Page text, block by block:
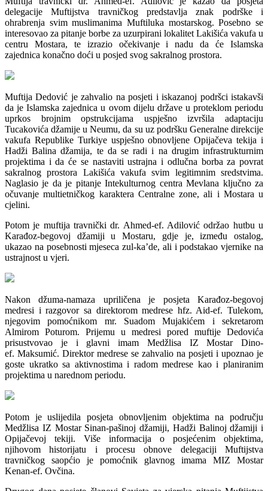
delegacije Muftijstva travničkog predstavlja znak podrške i
ohrabrenja svim muslimanima Muftiluka mostarskog. Posebno se
interesovao za pitanje borbe za uzurpirani lokalitet Lakišića vakufa u
centru Mostara, te izrazio očekivanje i nadu da će Islamska
zajednica konačno doći u posjed svog sakralnog prostora.
Muftija Dedović je zahvalio na posjeti i iskazanoj podršci istakavši
da je Islamska zajednica u ovom dijelu države u proteklom periodu
uprkos brojnim opstrukcijama uspješno izvršila adaptaciju
Tucakovića džamije u Neumu, da su uz podršku Generalne direkcije
vakufa Republike Turkiye uspješno obnovljene Opijačeva tekija i
Hadži Balina džamija, te da se radi i na drugim infrastrukturnim
projektima i da će se nastaviti ustrajna i odlučna borba za povrat
sakralnog prostora Lakišića vakufa svim legitimnim sredstvima.
Naglasio je da je pitanje Intekulturnog centra Mevlana ključno za
očuvanje multietničkog karaktera Centralne zone, ali i Mostara u
cjelini.
Potom je muftija travnički dr. Ahmed-ef. Adilović održao hutbu u
Karađoz-begovoj džamiji u Mostaru, gdje je, između ostalog,
ukazao na posebnosti mjeseca zul-ka’de, ali i podstakao vjernike na
ustrajnost u vjeri.
Nakon džuma-namaza upriličena je posjeta Karađoz-begovoj
medresi i razgovor sa direktorom medrese hfz. Aid-ef. Tulekom,
njegovim pomoćnikom mr. Suadom Mujakićem i sekretarom
Almirom Poturom. Prijemu u medresi pored muftije Dedovića
prisustvovao je i glavni imam Medžlisa IZ Mostar Dino-
ef. Maksumić. Direktor medrese se zahvalio na posjeti i upoznao je
goste ukratko sa aktivnostima i radom medrese kao i planiranim
projektima u narednom periodu.
Potom je uslijedila posjeta obnovljenim objektima na području
Medžlisa IZ Mostar Sinan-pašinoj džamiji, Hadži Balinoj džamiji i
Opijačevoj tekiji. Više informacija o posjećenim objektima,
njihovom historijatu i procesu obnove delegaciji Muftijstva
travničkog saopćio je pomoćnik glavnog imama MIZ Mostar
Kenan-ef. Ovčina.